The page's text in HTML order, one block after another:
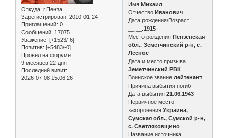
Откуда: г.Пенза
Зарегистрирован: 2010-01-24
Приглашений: 0
Сообщений: 17075
Уважение: [+1523/-6]
Позитив: [+5483/-0]
Провел на форуме:
9 месяцев 22 дня
Последний визит:
2026-07-08 15:06:26
ИмяМихаил
ОтчествоИванович
Дата рождения/Возраст
__.__.1915
Место рожденияПензенская
обл., Земетчинский р-н, с.
Лесное
Дата и место призыва
Земетчинский РВК
Воинское звание лейтенант
Причина выбытия погиб
Дата выбытия21.06.1943
Первичное место
захороненияУкраина,
Сумская обл., Сумской р-н,
с. Светляковщино
Название источника